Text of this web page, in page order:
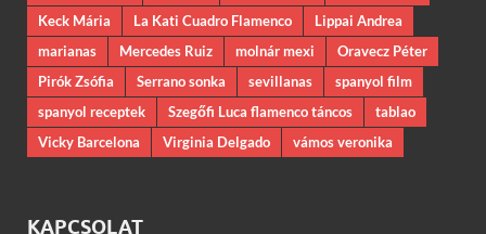
Keck Mária
La Kati Cuadro Flamenco
Lippai Andrea
marianas
Mercedes Ruiz molnár mexi
Oravecz Péter
Pirók Zsófia
Serrano sonka sevillanas
spanyol film
spanyol receptek
Szegőfi Luca flamenco táncos
tablao
Vicky Barcelona
Virginia Delgado vámos veronika
KAPCSOLAT